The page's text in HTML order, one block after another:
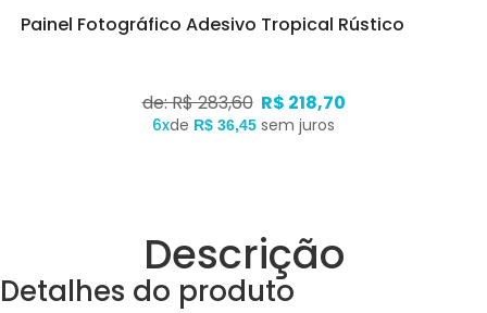
Painel Fotográfico Adesivo Tropical Rústico
de: R$ 283,60 R$ 218,70
6xde R$ 36,45 sem juros
Descrição
Detalhes do produto